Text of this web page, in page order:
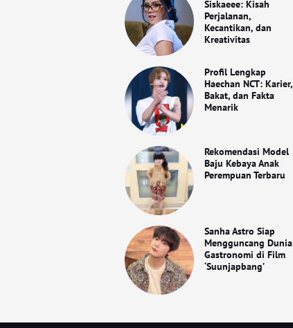
Siskaeee: Kisah
Perjalanan,
Kecantikan, dan
Kreativitas
Profil Lengkap
Haechan NCT: Karier,
Bakat, dan Fakta
Menarik
Rekomendasi Model
Baju Kebaya Anak
Perempuan Terbaru
Sanha Astro Siap
Mengguncang Dunia
Gastronomi di Film
‘Suunjapbang’